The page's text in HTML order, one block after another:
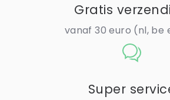
in
Gratis
vanaf 30 euro (nl, be
Super